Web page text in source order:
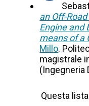
an Off-
Engine and
means of a
Millo.
magistrale
(Ingegneria
Questa